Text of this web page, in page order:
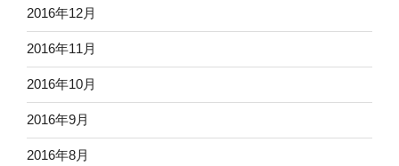
2016年12月
2016年11月
2016年10月
2016年9月
2016年8月